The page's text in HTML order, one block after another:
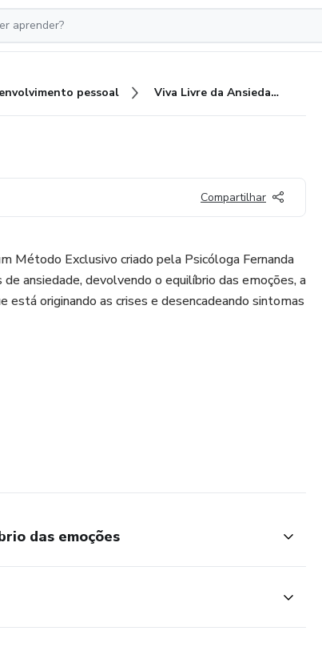
pessoal Viva Livre da Ansiedade
Compartilhar
Método Exclusivo criado pela Psicóloga Fernanda
ansiedade, devolvendo o equilíbrio das emoções, a
está originando as crises e desencadeando sintomas
das emoções